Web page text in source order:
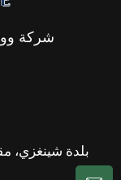
شركة
بلدة شينغزي،